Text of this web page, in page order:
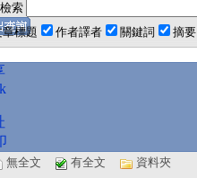
索
章標題
作者譯者 關鍵詞 摘要
無全文 有全文 資料夾